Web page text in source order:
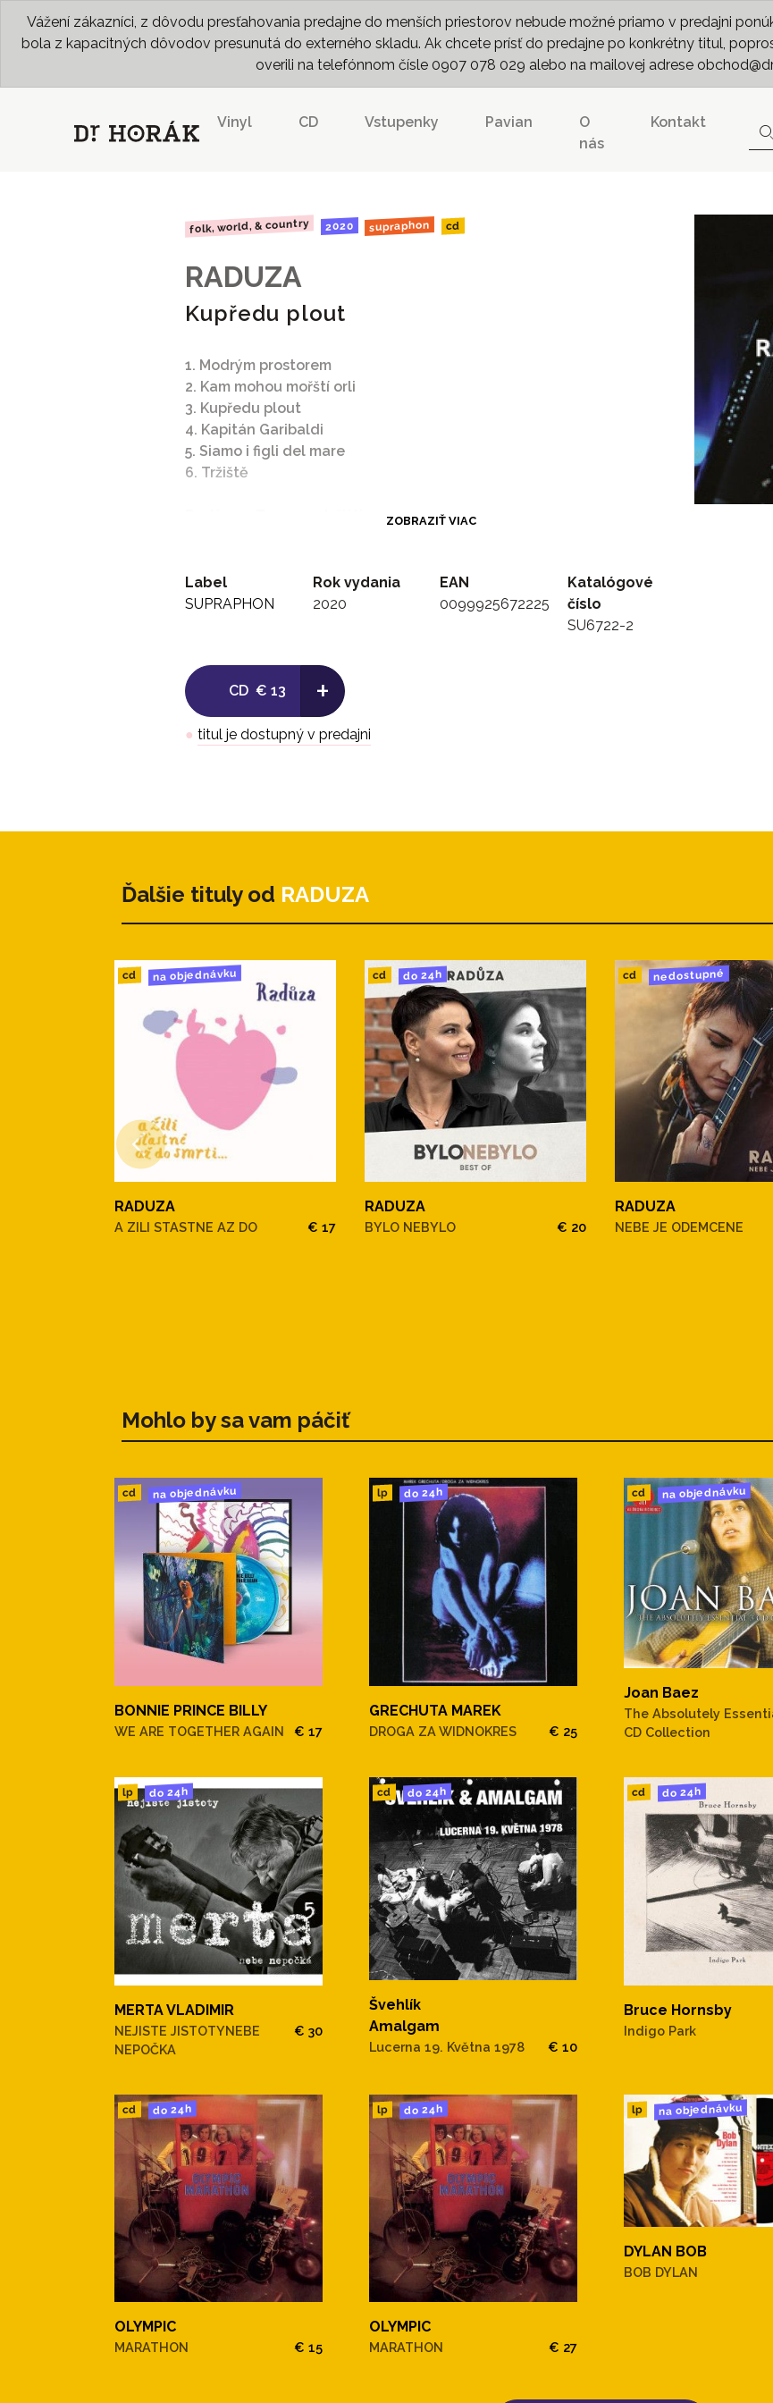
Vážení zákazníci, z dôvodu presťahovania predajne do menších priestorov nebude možné priamo v predajni
bola z kapacitných dôvodov presunutá do externého skladu. Ak chcete prísť do predajne po konkrétny titul,
overili na telefónnom čísle 0907 078 029 alebo na mailovej adrese
Vinyl CD Vstupenky Pavian
O
nás
Kontakt
folk, world, & country 2020 supraphon cd
RADUZA
Kupředu plout
1. Modrým prostorem
2. Kam mohou mořští orli
3. Kupředu plout
4. Kapitán Garibaldi
5. Siamo i figli del mare
6. Tržiště
8. Všechny dívky
9. Musíš být moje
10. Tu deves ser minha
11. Bitva u Imbituby
Radůza – Střet s brazilskou flotilou
Radůza – 12. leden 1840
14. Snad pro tu cigaretu
15. Konec je blízko
Radůza – Prales
17. Beránky
18. Do Mandriole
Radůza – La finestra
Radůza – Nemoc a smrt Anity
23. Nunca mais (Nikdy víc)
ZOBRAZIŤ VIAC
Label
SUPRAPHON
Rok vydania
2020
EAN
0099925672225
Katalógové
číslo
SU6722-2
CD € 13 +
● titul je dostupný v predajni
Ďalšie tituly od RADUZA
cd na objednávku
RADUZA
A ZILI STASTNE AZ DO € 17
cd do 24h
RADUZA
BYLO NEBYLO € 20
cd nedostupné
RADUZA
NEBE JE ODEMCENE
Mohlo by sa vam páčiť
cd na objednávku
BONNIE PRINCE BILLY
WE ARE TOGETHER AGAIN € 17
lp do 24h
GRECHUTA MAREK
DROGA ZA WIDNOKRES € 25
cd na objednávku
Joan Baez
The Absolutely
CD Collection
lp do 24h
MERTA VLADIMIR
NEJISTE JISTOTYNEBE
NEPOČKA
€ 30
cd do 24h
Švehlík
Amalgam
Lucerna 19. Května 1978 € 10
cd do 24h
Bruce Hornsby
Indigo Park
cd do 24h
OLYMPIC
MARATHON € 15
lp do 24h
OLYMPIC
MARATHON € 27
lp na objednávku
DYLAN BOB
BOB DYLAN